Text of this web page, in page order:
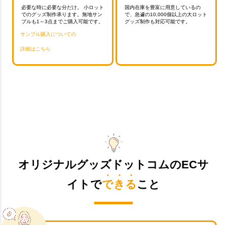
必要な時に必要な分だけ。 小ロット
でのグッズ制作承ります。無地サン
プルも1～3点までご購入可能です。
サンプル購入についての
詳細はこちら
国内在庫を豊富に用意しているの
で、急遽の10,000個以上の大ロット
グッズ制作も対応可能です。
オリジナルグッズドットコムのECサ
イトでできる こと